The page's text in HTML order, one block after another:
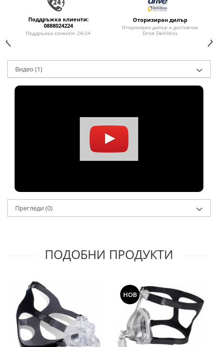
Поддръжка клиенти:
0888024224
Поддръжка клиенти: 24/24
Оторизиран дилър
Оторизиран дилър и доставчик
Drive DeVilbiss
Видео (1)
Прегледи (0)
ПОДОБНИ ПРОДУКТИ
НОВ